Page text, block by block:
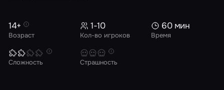
Возраст
14+
Кол-во игроков
1-10
Время
60 мин
Сложность Страшность